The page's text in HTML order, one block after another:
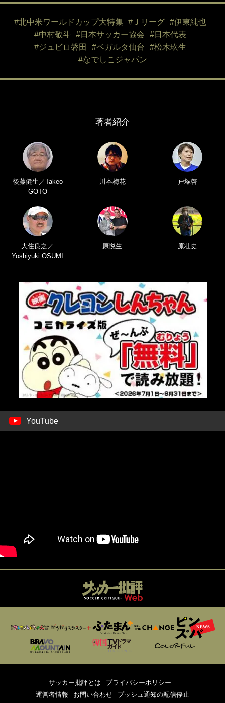
#北中米ワールドカップ大特集 #Ｊリーグ
#伊東純也
#中村敬斗
#日本サッカー協会
#日本代表
#ジュビロ磐田
#ベガルタ仙台
#松木玖生
#なでしこジャパン
著者紹介
後藤健生／Takeo
GOTO
川本梅花 戸塚啓
大住良之／
Yoshiyuki OSUMI
原悦生 原壮史
YouTube
サッカー批評とは
プライバシーポリシー
運営者情報
お問い合わせ プッシュ通知の配信停止